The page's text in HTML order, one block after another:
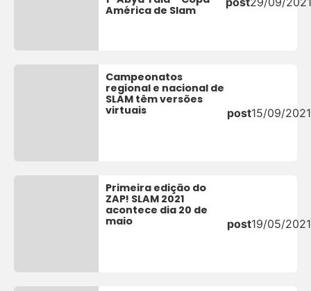
América de Slam
Campeonatos
regional e nacional de
SLAM têm versões
virtuais
post15/09/2021
Primeira edição do
ZAP! SLAM 2021
acontece dia 20 de
maio
post19/05/2021